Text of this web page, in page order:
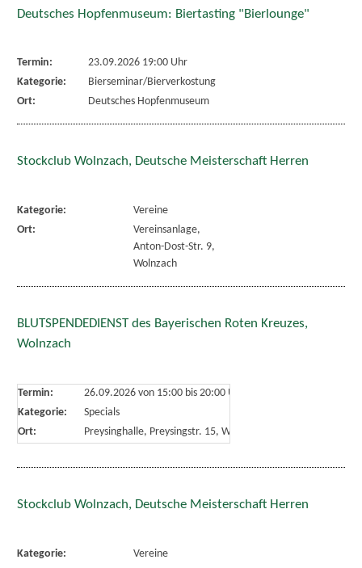
Deutsches Hopfenmuseum: Biertasting "Bierlounge"
Termin:
23.09.2026 19:00 Uhr
Kategorie:
Bierseminar/Bierverkostung
Ort:
Deutsches Hopfenmuseum
Stockclub Wolnzach, Deutsche Meisterschaft Herren
Kategorie:
Vereine
Ort:
Vereinsanlage,
Anton-Dost-Str. 9,
Wolnzach
BLUTSPENDEDIENST des Bayerischen Roten Kreuzes,
Wolnzach
Termin: 26.09.2026 von 15:00bis 20:00 Uhr
Kategorie:
Specials
Ort:
Preysinghalle, Preysingstr. 15, Wolnzach
Stockclub Wolnzach, Deutsche Meisterschaft Herren
Kategorie:
Vereine